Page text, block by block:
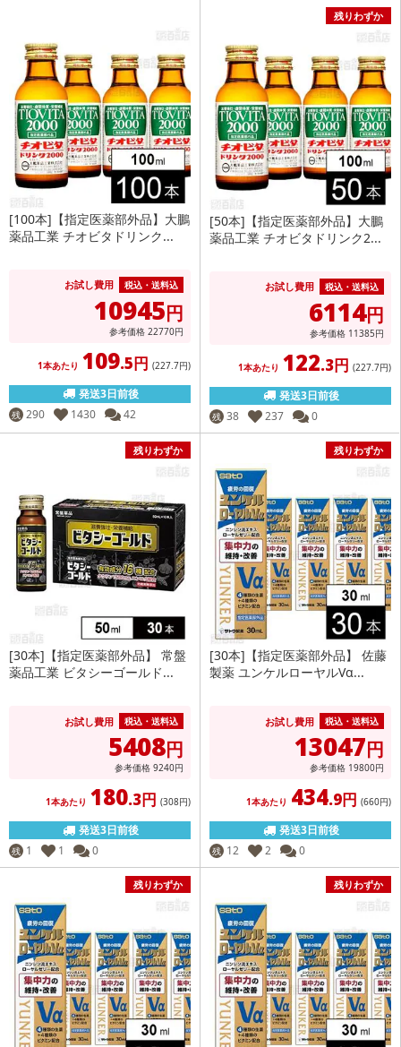
[100本]【指定医薬部外品】大鵬
薬品工業 チオビタドリンク...
お試し費用 税込・送料込
10945円
参考価格 22770円
1本あたり 109.5円 (227.7円)
発送3日前後
残 290 1430 42
残りわずか
[50本]【指定医薬部外品】大鵬
薬品工業 チオビタドリンク2...
お試し費用 税込・送料込
6114円
参考価格 11385円
1本あたり 122.3円 (227.7円)
発送3日前後
残 38 237 0
残りわずか
[30本]【指定医薬部外品】 常盤
薬品工業 ビタシーゴールド...
お試し費用 税込・送料込
5408円
参考価格 9240円
1本あたり 180.3円 (308円)
発送3日前後
残 1 1 0
残りわずか
[30本]【指定医薬部外品】 佐藤
製薬 ユンケルローヤルVα...
お試し費用 税込・送料込
13047円
参考価格 19800円
1本あたり 434.9円 (660円)
発送3日前後
残 12 2 0
残りわずか 残りわずか